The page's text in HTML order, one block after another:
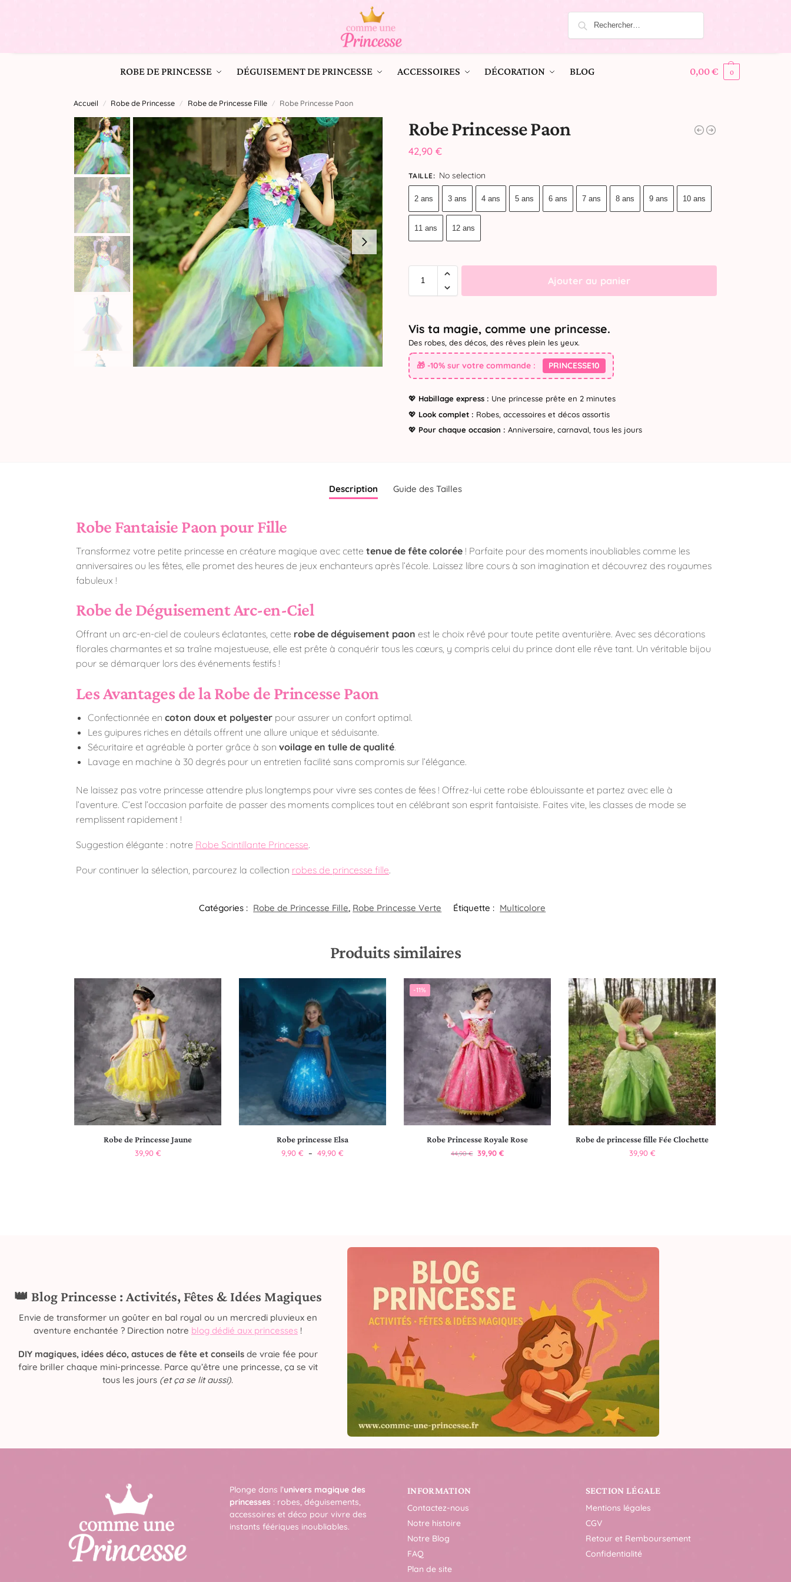
ROBE DE PRINCESSE DÉGUISEMENT DE PRINCESSE ACCESSOIRES DÉCORATION BLOG 0,00€ 0
Accueil / Robe de Princesse / Robe de Princesse Fille / Robe Princesse Paon
Robe Princesse Paon
42,90 €
TAILLE: No selection
2 ans 3 ans 4 ans 5 ans 6 ans 7 ans 8 ans 9 ans 10 ans
11 ans 12 ans
Ajouter au panier
Vis ta magie, comme une princesse.
Des robes, des décos, des rêves plein les yeux.
🎁 -10% sur votre commande : PRINCESSE10
💖 Habillage express : Une princesse prête en 2 minutes
💖 Look complet : Robes, accessoires et décos assortis
💖 Pour chaque occasion : Anniversaire, carnaval, tous les jours
Description Guide des Tailles
Robe Fantaisie Paon pour Fille
Transformez votre petite princesse en créature magique avec cette tenue de fête colorée! Parfaite pour des moments inoubliables comme les
anniversaires ou les fêtes, elle promet des heures de jeux enchanteurs après l’école. Laissez libre cours à son imagination et découvrez des royaumes
fabuleux !
Robe de Déguisement Arc-en-Ciel
Offrant un arc-en-ciel de couleurs éclatantes, cette robe de déguisement paon est le choix rêvé pour toute petite aventurière. Avec ses décorations
florales charmantes et sa traîne majestueuse, elle est prête à conquérir tous les cœurs, y compris celui du prince dont elle rêve tant. Un véritable bijou
pour se démarquer lors des événements festifs !
Les Avantages de la Robe de Princesse Paon
Confectionnée en coton doux et polyesterpour assurer un confort optimal.
Les guipures riches en détails offrent une allure unique et séduisante.
Sécuritaire et agréable à porter grâce à son voilage en tulle de qualité.
Lavage en machine à 30 degrés pour un entretien facilité sans compromis sur l’élégance.
Ne laissez pas votre princesse attendre plus longtemps pour vivre ses contes de fées ! Offrez-lui cette robe éblouissante et partez avec elle à
l’aventure. C’est l’occasion parfaite de passer des moments complices tout en célébrant son esprit fantaisiste. Faites vite, les classes de mode se
remplissent rapidement !
Suggestion élégante : notre Robe Scintillante Princesse.
Pour continuer la sélection, parcourez la collection robes de princesse fille.
Catégories : Robe de Princesse Fille, Robe Princesse Verte Étiquette : Multicolore
Produits similaires
Robe de Princesse Jaune
39,90 €
Robe princesse Elsa
9,90€ – 49,90€
-11%
Robe Princesse Royale Rose
44,90€ 39,90€
Robe de princesse fille Fée Clochette
39,90 €
👑 Blog Princesse : Activités, Fêtes & Idées Magiques
Envie de transformer un goûter en bal royal ou un mercredi pluvieux en
aventure enchantée ? Direction notre blog dédié aux princesses !
DIY magiques, idées déco, astuces de fête et conseilsde vraie fée pour
faire briller chaque mini-princesse. Parce qu’être une princesse, ça se vit
tous les jours (et ça se lit aussi).
Plonge dans l’univers magique des
princesses : robes, déguisements,
accessoires et déco pour vivre des
instants féériques inoubliables.
INFORMATION
Contactez-nous
Notre histoire
Notre Blog
FAQ
Plan de site
SECTION LÉGALE
Mentions légales
CGV
Retour et Remboursement
Confidentialité